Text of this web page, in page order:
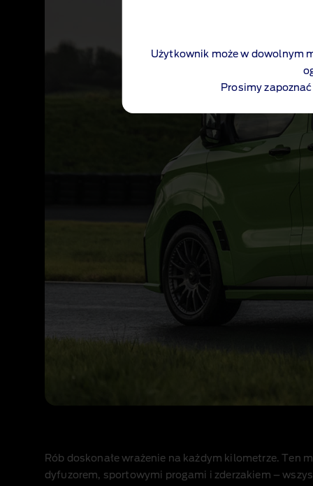
Użytkownik może w dowolnym
Prosimy zapoznać
Rób doskonałe wrażenie na każdym kilometrze.
dyfuzorem, sportowymi progami i zderzakiem –